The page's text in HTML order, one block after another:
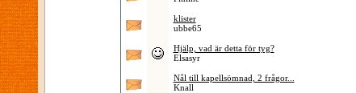
klister
ubbe65
Hjälp, vad är detta för tyg?
Elsasyr
Nål till kapellsömnad, 2 frågor...
Knall